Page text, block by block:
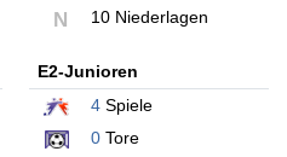
N 10 Niederlagen
E2-Junioren
4Spiele
0Tore